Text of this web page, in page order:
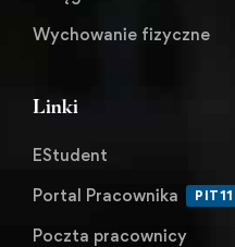
Wychowanie fizyczne
Linki
EStudent
Portal Pracownika
PIT11
Poczta pracownicy